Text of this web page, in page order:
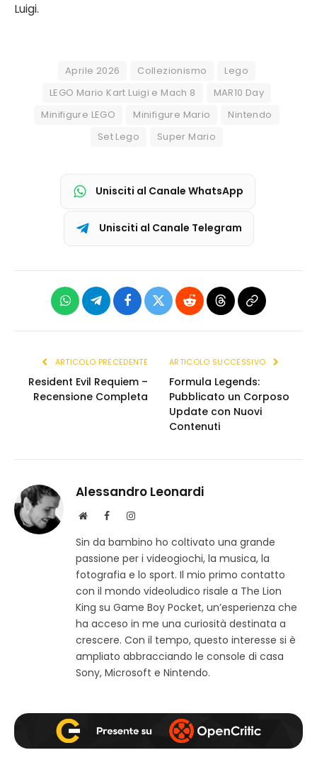
Luigi.
Aprile 2026 Collezionismo
Lego
LEGO Mario Kart Luigi e Mach 8
MAR10 Day
Minifigure LEGO
Minifigure Mario
Nintendo
Set Lego
Super Mario
Unisciti al Canale WhatsApp
Unisciti al Canale Telegram
WhatsAppTelegramFacebook
X
RedditThreadsCopia
ARTICOLO PRECEDENTE
Resident Evil Requiem –
Recensione Completa
ARTICOLO SUCCESSIVO
Formula Legends:
Pubblicato un Corposo
Update con Nuovi
Contenuti
Alessandro Leonardi
S
t
o
w
F
c
e
b
k
I
s
t
a
a
m
Sin da bambino ho coltivato una grande
passione per i videogiochi, la musica, la
fotografia e lo sport. Il mio primo contatto
con il mondo videoludico risale a The Lion
King su Game Boy Pocket, un’esperienza che
ha acceso in me una curiosità destinata a
crescere. Con il tempo, questo interesse si è
ampliato abbracciando le console di casa
Sony, Microsoft e Nintendo.